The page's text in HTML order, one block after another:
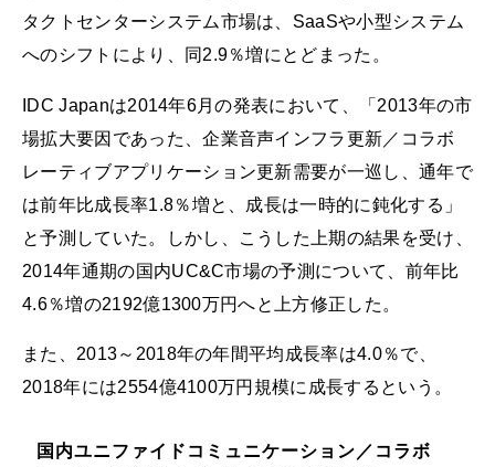
タクトセンターシステム市場は、SaaSや小型システム
へのシフトにより、同2.9％増にとどまった。
IDC Japanは2014年6月の発表において、「2013年の市
場拡大要因であった、企業音声インフラ更新／コラボ
レーティブアプリケーション更新需要が一巡し、通年で
は前年比成長率1.8％増と、成長は一時的に鈍化する」
と予測していた。しかし、こうした上期の結果を受け、
2014年通期の国内UC&C市場の予測について、前年比
4.6％増の2192億1300万円へと上方修正した。
また、2013～2018年の年間平均成長率は4.0％で、
2018年には2554億4100万円規模に成長するという。
国内ユニファイドコミュニケーション／コラボ